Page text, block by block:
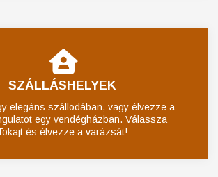
SZÁLLÁSHELYEK
elegáns szállodában, vagy élvezze a
egy vendégházban. Válassza
és élvezze a varázsát!